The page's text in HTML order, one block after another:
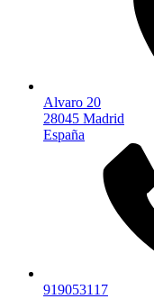
Alvaro 20
28045 Madrid
España
919053117